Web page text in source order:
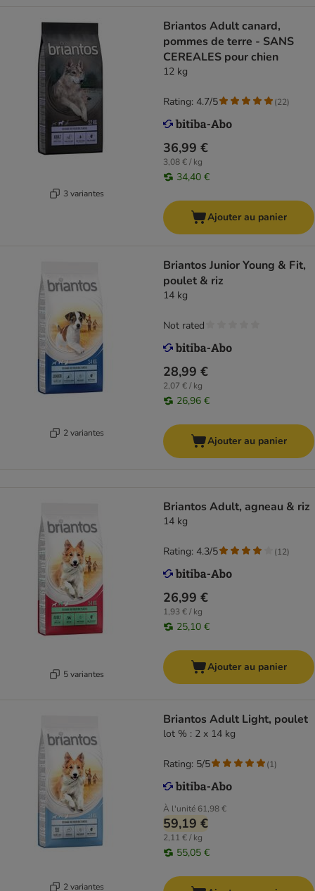
3 variantes
Briantos Adult canard,
pommes de terre - SANS
CEREALES pour chien
12 kg
36,99 €
3,08 € / kg
34,40 €
Rating: 4.7/5 (22)
Ajouter au panier
2 variantes
Briantos Junior Young & Fit,
poulet & riz
14 kg
28,99 €
2,07 € / kg
26,96 €
Not rated
Ajouter au panier
5 variantes
Briantos Adult, agneau & riz
14 kg
26,99 €
1,93 € / kg
25,10 €
Rating: 4.3/5 (12)
Ajouter au panier
2 variantes
Briantos Adult Light, poulet
lot % : 2 x 14 kg
À l'unité 61,98 €
59,19 €
2,11 € / kg
55,05 €
Rating: 5/5 (1)